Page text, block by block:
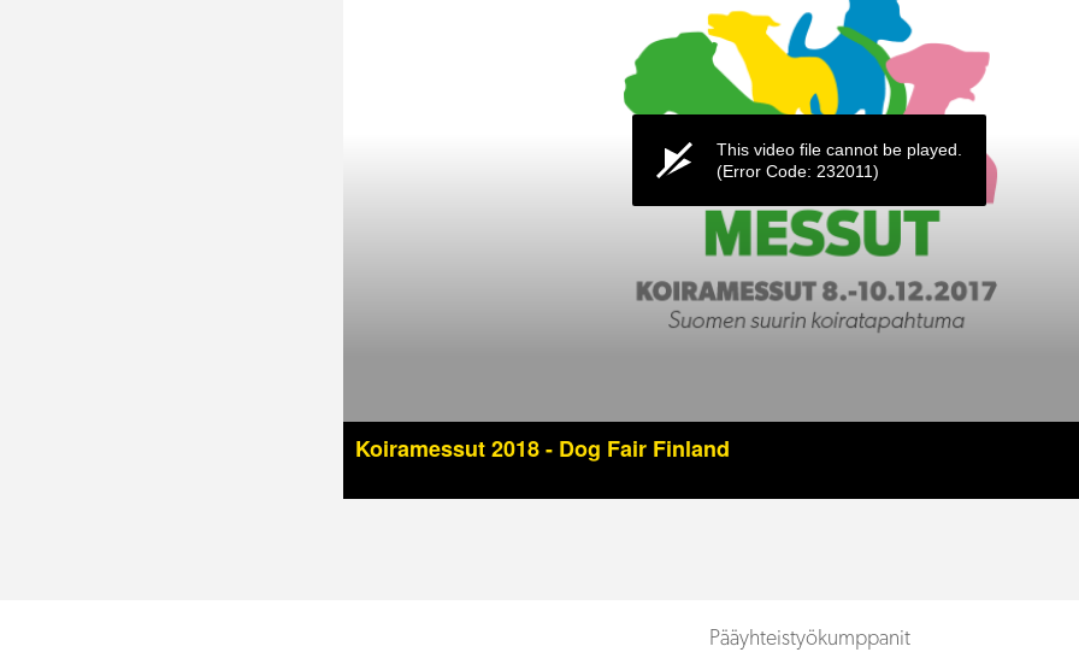
This video file cannot be played.
(Error Code: 232011)
Koiramessut 2018 - Dog Fair Finland
Pääyhteistyökumppanit